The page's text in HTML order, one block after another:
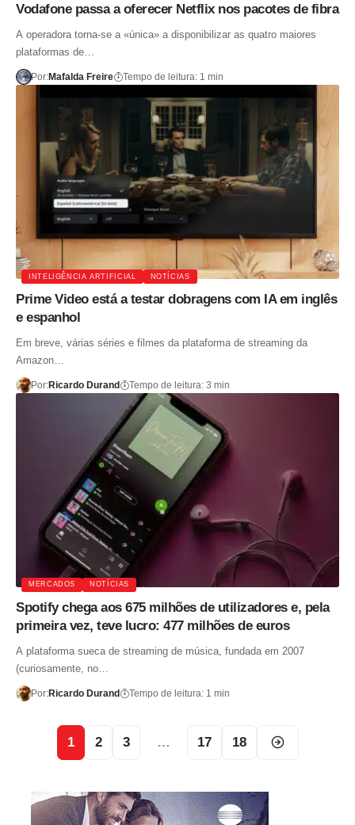
Vodafone passa a oferecer Netflix nos pacotes de fibra
A operadora torna-se a «única» a disponibilizar as quatro maiores
plataformas de…
Por:Mafalda Freire Tempo de leitura: 1 min
INTELIGÊNCIA ARTIFICIAL NOTÍCIAS
Prime Video está a testar dobragens com IA em inglês
e espanhol
Em breve, várias séries e filmes da plataforma de streaming da
Amazon…
Por:Ricardo Durand Tempo de leitura: 3 min
MERCADOS NOTÍCIAS
Spotify chega aos 675 milhões de utilizadores e, pela
primeira vez, teve lucro: 477 milhões de euros
A plataforma sueca de streaming de música, fundada em 2007
(curiosamente, no…
Por:Ricardo Durand Tempo de leitura: 1 min
1 2 3 … 17 18